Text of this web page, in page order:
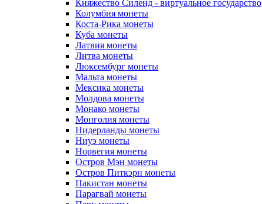
Княжество Силенд - виртуальное государство
Колумбия монеты
Коста-Рика монеты
Куба монеты
Латвия монеты
Литва монеты
Люксембург монеты
Мальта монеты
Мексика монеты
Молдова монеты
Монако монеты
Монголия монеты
Нидерланды монеты
Ниуэ монеты
Норвегия монеты
Остров Мэн монеты
Остров Питкэрн монеты
Пакистан монеты
Парагвай монеты